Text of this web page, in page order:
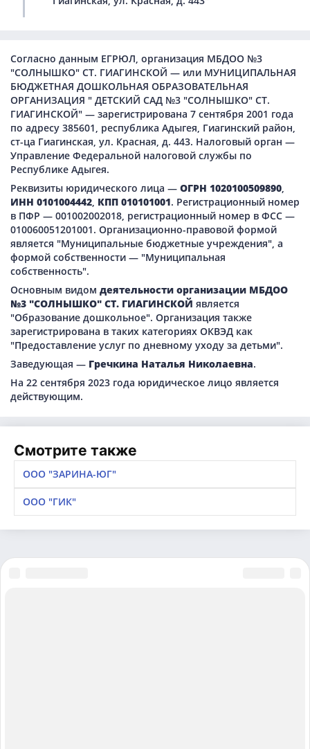
Согласно данным ЕГРЮЛ, организация МБДОО №3
"СОЛНЫШКО" СТ. ГИАГИНСКОЙ — или МУНИЦИПАЛЬНАЯ
БЮДЖЕТНАЯ ДОШКОЛЬНАЯ ОБРАЗОВАТЕЛЬНАЯ
ОРГАНИЗАЦИЯ " ДЕТСКИЙ САД №3 "СОЛНЫШКО" СТ.
ГИАГИНСКОЙ" — зарегистрирована 7 сентября 2001 года
по адресу 385601, республика Адыгея, Гиагинский район,
ст-ца Гиагинская, ул. Красная, д. 443. Налоговый орган —
Управление Федеральной налоговой службы по
Республике Адыгея.
Реквизиты юридического лица — ОГРН 1020100509890,
ИНН 0101004442, КПП 010101001. Регистрационный номер
в ПФР — 001002002018, регистрационный номер в ФСС —
010060051201001. Организационно-правовой формой
является "Муниципальные бюджетные учреждения", а
формой собственности — "Муниципальная
собственность".
Основным видом деятельности организации МБДОО
№3 "СОЛНЫШКО" СТ. ГИАГИНСКОЙ является
"Образование дошкольное". Организация также
зарегистрирована в таких категориях ОКВЭД как
"Предоставление услуг по дневному уходу за детьми".
Заведующая — Гречкина Наталья Николаевна.
На 22 сентября 2023 года юридическое лицо является
действующим.
Смотрите также
ООО "ЗАРИНА-ЮГ"
ООО "ГИК"